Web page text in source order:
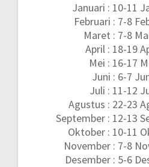
Januari : 10-11
Februari : 7-8
Maret : 7-8
April : 18-19
Mei : 16-17
Juni : 6-7
Juli : 11-12
Agustus : 22-23
September : 12-13
Oktober : 10-11
November : 7-8
Desember : 5-6